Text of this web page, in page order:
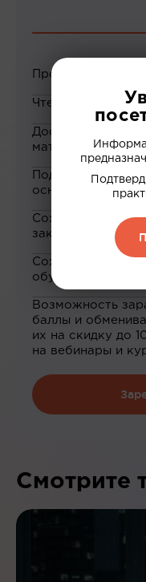
Просмотр
Чтение статей
Доступ к
материалам
Подборка
основе ваших
Сохранение
закладки
Сохранение
обучению
Возможность
баллы и
их на скидку до
на вебинары и
Смотрите